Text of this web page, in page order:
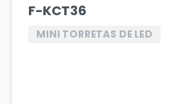
F-KCT36
MINI TORRETAS DE LED